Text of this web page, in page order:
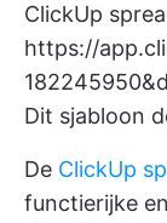
ClickUp
https://
Dit sjabloon
De ClickUp
functierijke